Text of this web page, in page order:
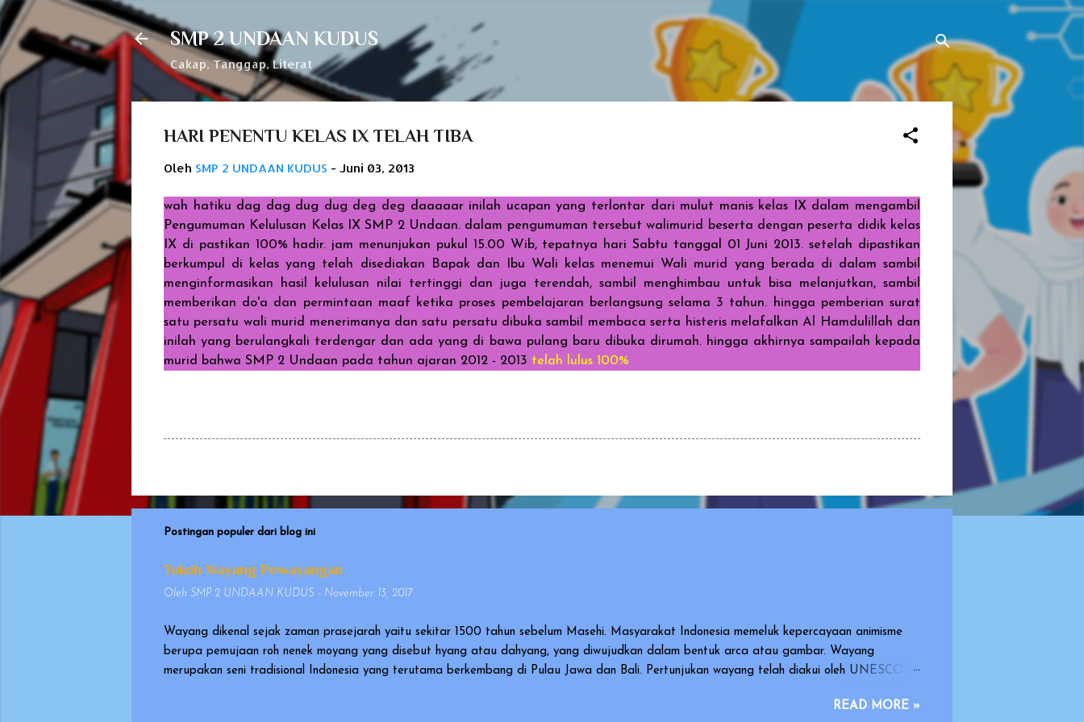
Langsung ke konten utama
SMP 2 UNDAAN KUDUS
Cakap, Tanggap, Literat
HARI PENENTU KELAS IX TELAH TIBA
Oleh SMP 2 UNDAAN KUDUS - Juni 03, 2013
wah hatiku dag dag dug dug deg deg daaaaar inilah ucapan yang terlontar dari mulut manis kelas IX dalam mengambil
Pengumuman Kelulusan Kelas IX SMP 2 Undaan. dalam pengumuman tersebut walimurid beserta dengan peserta didik kelas
IX di pastikan 100% hadir. jam menunjukan pukul 15.00 Wib, tepatnya hari Sabtu tanggal 01 Juni 2013. setelah dipastikan
berkumpul di kelas yang telah disediakan Bapak dan Ibu Wali kelas menemui Wali murid yang berada di dalam sambil
menginformasikan hasil kelulusan nilai tertinggi dan juga terendah, sambil menghimbau untuk bisa melanjutkan, sambil
memberikan do'a dan permintaan maaf ketika proses pembelajaran berlangsung selama 3 tahun. hingga pemberian surat
satu persatu wali murid menerimanya dan satu persatu dibuka sambil membaca serta histeris melafalkan Al Hamdulillah dan
inilah yang berulangkali terdengar dan ada yang di bawa pulang baru dibuka dirumah. hingga akhirnya sampailah kepada
murid bahwa SMP 2 Undaan pada tahun ajaran 2012 - 2013 telah lulus 100%
Postingan populer dari blog ini
Tokoh Wayang Pewayangan
Oleh SMP 2 UNDAAN KUDUS - November 13, 2017
Wayang dikenal sejak zaman prasejarah yaitu sekitar 1500 tahun sebelum Masehi. Masyarakat Indonesia memeluk kepercayaan animisme
berupa pemujaan roh nenek moyang yang disebut hyang atau dahyang, yang diwujudkan dalam bentuk arca atau gambar. Wayang
merupakan seni tradisional Indonesia yang terutama berkembang di Pulau Jawa dan Bali. Pertunjukan wayang telah diakui oleh UNESCO
sangat berharga (Masterpiece of Oral and Intangible Heritage of Humanity). Ada versi wayang yang dimainkan oleh orang denganREAD MORE »